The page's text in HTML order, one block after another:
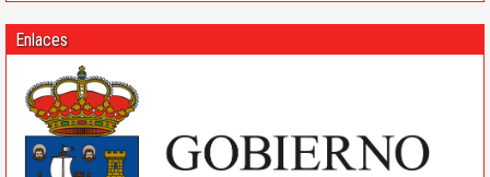
Enlaces